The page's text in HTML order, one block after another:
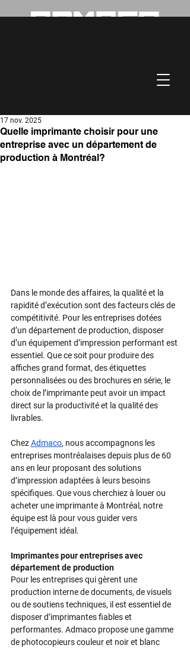
Quelle imprimante choisir pour une
entreprise avec un département de
production à Montréal?
17 nov. 2025
Dans le monde des affaires, la qualité et la
rapidité d’exécution sont des facteurs clés de
compétitivité. Pour les entreprises dotées
d’un département de production, disposer
d’un équipement d’impression performant est
essentiel. Que ce soit pour produire des
affiches grand format, des étiquettes
personnalisées ou des brochures en série, le
choix de l’imprimante peut avoir un impact
direct sur la productivité et la qualité des
livrables.
Chez Admaco, nous accompagnons les
entreprises montréalaises depuis plus de 60
ans en leur proposant des solutions
d’impression adaptées à leurs besoins
spécifiques. Que vous cherchiez à louer ou
acheter une imprimante à Montréal, notre
équipe est là pour vous guider vers
l’équipement idéal.
Imprimantes pour entreprises avec
département de production
Pour les entreprises qui gèrent une
production interne de documents, de visuels
ou de soutiens techniques, il est essentiel de
disposer d’imprimantes fiables et
performantes. Admaco propose une gamme
de photocopieurs couleur et noir et blanc